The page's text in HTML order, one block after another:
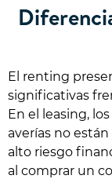
El renting
significativas
En el leasing,
averías no
alto riesgo
al comprar un